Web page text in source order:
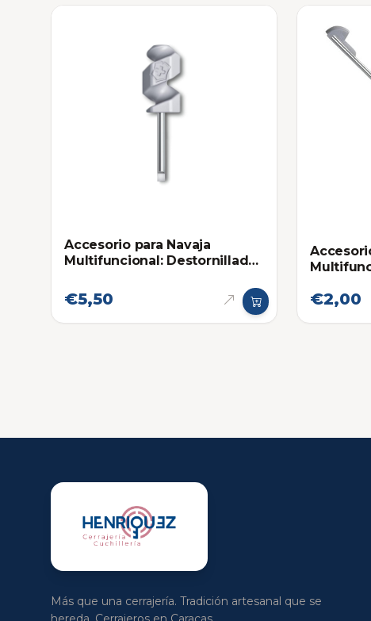
Accesorio para Navaja
Multifuncional: Destornillador
€5,50 €2,00
Más que una cerrajería. Tradición artesanal que se